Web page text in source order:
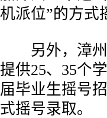
机派位”的方式
另外，漳州
提供25、35个
届毕业生摇号
式摇号录取。